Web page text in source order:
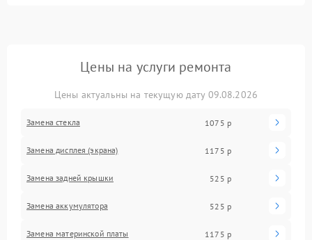
Цены на услуги ремонта
Цены актуальны на текущую дату 09.08.2026
Замена стекла 1075 р
Замена дисплея (экрана) 1175 р
Замена задней крышки 525 р
Замена аккумулятора 525 р
Замена материнской платы 1175 р